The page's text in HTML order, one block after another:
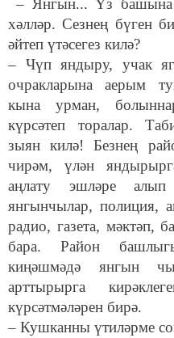
– Янгын... Үз башына
хәлләр. Сезнең бүген
әйтеп үтәсегез килә?
– Чүп яндыру, учак
очракларына аерым
кына урман,
күрсәтеп торалар.
зыян килә! Безнең
чирәм, үлән
аңлату эшләре
янгынчылар, полиция,
радио, газета, мәктәп,
бара. Район
киңәшмәдә янгын
арттырырга
күрсәтмәләрен бирә.
– Кушканны үтиләрме